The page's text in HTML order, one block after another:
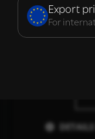
Export
For